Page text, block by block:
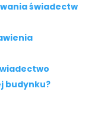
świadectw
budynku?